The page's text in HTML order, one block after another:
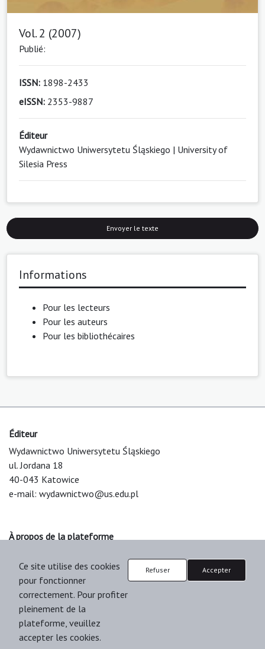
Vol. 2 (2007)
Publié:
ISSN: 1898-2433
eISSN: 2353-9887
Éditeur
Wydawnictwo Uniwersytetu Śląskiego | University of
Silesia Press
Envoyer le texte
Informations
Pour les lecteurs
Pour les auteurs
Pour les bibliothécaires
Éditeur
Wydawnictwo Uniwersytetu Śląskiego
ul. Jordana 18
40-043 Katowice
e-mail: wydawnictwo@us.edu.pl
À propos de la plateforme
Support & Customization by LIBCOM
Platform & Workflow by OJS/PKP
Ce site utilise des cookies
pour fonctionner
correctement. Pour profiter
pleinement de la
plateforme, veuillez
accepter les cookies.
Refuser Accepter